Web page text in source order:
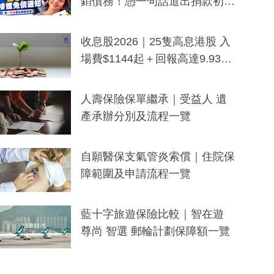
一度被誤當詐騙手段
收息股2026｜25隻高息港股 入
場費$1144起＋回報高達9.93
人壽保險保單繼承｜受益人 遺
產承辦分別及流程一覽
自願醫保支氣管炎索償｜住院保
障範圍及申請流程一覽
藍十字旅遊保險比較｜智在遊
尊尚 智選 郵輪計劃保障額一覽